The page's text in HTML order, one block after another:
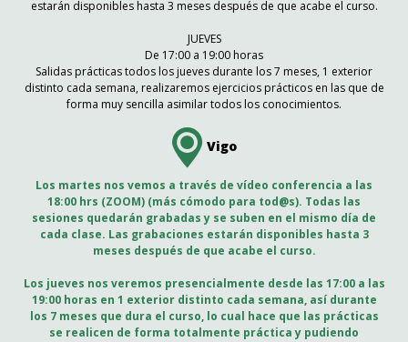
estarán disponibles hasta 3 meses después de que acabe el curso.
JUEVES
De 17:00 a 19:00 horas
Salidas prácticas todos los jueves durante los 7 meses, 1 exterior
distinto cada semana, realizaremos ejercicios prácticos en las que de
forma muy sencilla asimilar todos los conocimientos.
Vigo
Los martes nos vemos a través de vídeo conferencia a las
18:00 hrs (ZOOM) (más cómodo para tod@s). Todas las
sesiones quedarán grabadas y se suben en el mismo día de
cada clase. Las grabaciones estarán disponibles hasta 3
meses después de que acabe el curso.
Los jueves nos veremos presencialmente desde las 17:00 a las
19:00 horas en 1 exterior distinto cada semana, así durante
los 7 meses que dura el curso, lo cual hace que las prácticas
se realicen de forma totalmente práctica y pudiendo